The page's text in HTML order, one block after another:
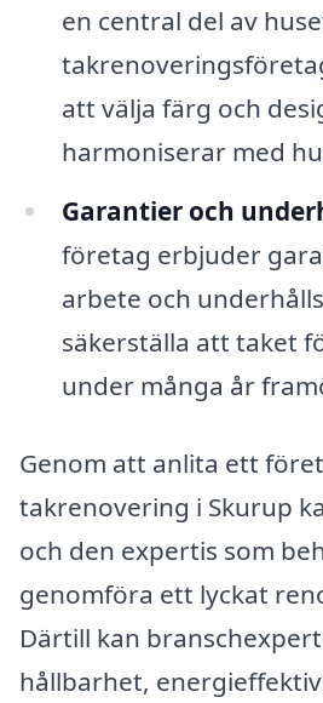
en central del av
att välja färg och
harmoniserar med
Garantier och
företag erbjuder
arbete och
säkerställa att taket
under många år
Genom att anlita ett
takrenovering i Skurup
och den expertis som
genomföra ett lyckat
Därtill kan
hållbarhet,